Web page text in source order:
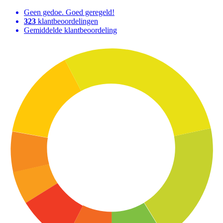
Geen gedoe. Goed geregeld!
323 klantbeoordelingen
Gemiddelde klantbeoordeling